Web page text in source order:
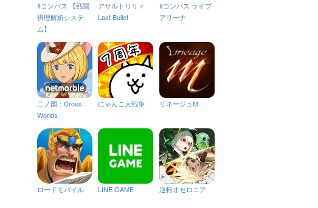
#コンパス 【戦闘
摂理解析システ
ム】
アサルトリリィ
Last Bullet
#コンパス ライブ
アリーナ
二ノ国：Cross
Worlds
にゃんこ大戦争 リネージュM
ロードモバイル LINE GAME 逆転オセロニア